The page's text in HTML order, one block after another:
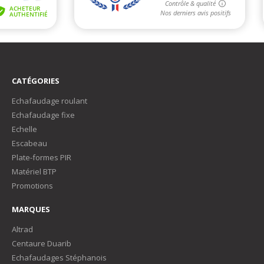
CATÉGORIES
Echafaudage roulant
Echafaudage fixe
Echelle
Escabeau
Plate-formes PIR
Matériel BTP
Promotions
MARQUES
Altrad
Centaure Duarib
Echafaudages Stéphanois